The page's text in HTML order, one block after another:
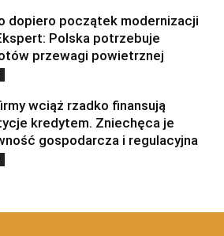
dopiero początek modernizacji
Polska potrzebuje
przewagi powietrznej
wciąż rzadko finansują
kredytem. Zniechęca je
gospodarcza i regulacyjna